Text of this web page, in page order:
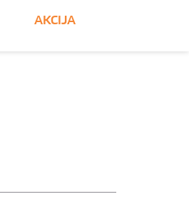
AKCIJA